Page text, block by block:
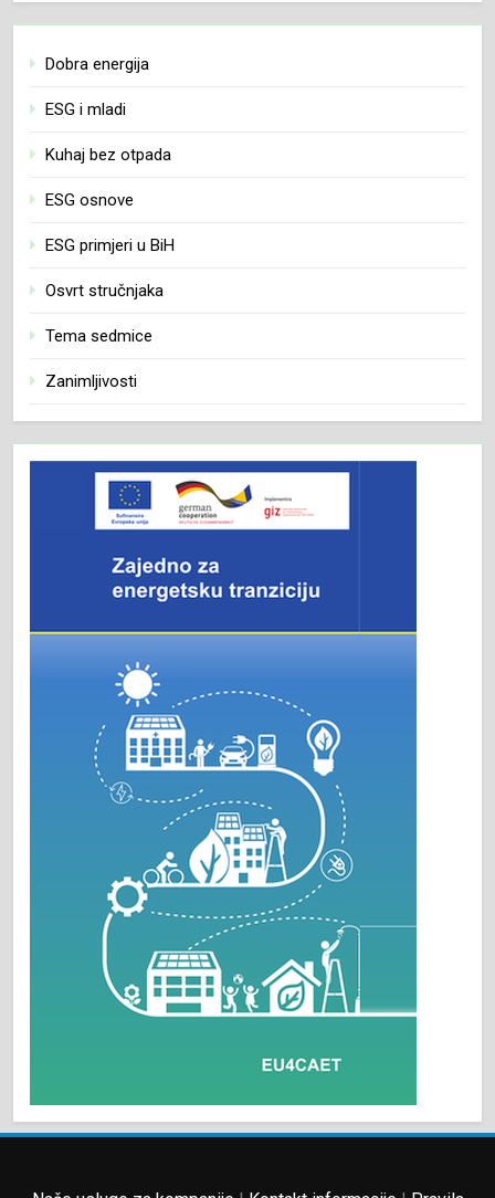
Dobra energija
ESG i mladi
Kuhaj bez otpada
ESG osnove
ESG primjeri u BiH
Osvrt stručnjaka
Tema sedmice
Zanimljivosti